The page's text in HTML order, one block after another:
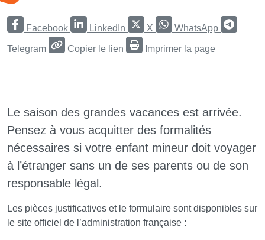
Facebook LinkedIn X WhatsApp
Telegram Copier le lien Imprimer la page
Le saison des grandes vacances est arrivée.
Pensez à vous acquitter des formalités
nécessaires si votre enfant mineur doit voyager
à l’étranger sans un de ses parents ou de son
responsable légal.
Les pièces justificatives et le formulaire sont disponibles sur
le site officiel de l’administration française :